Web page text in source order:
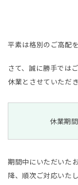
平素は格別のご高配
さて、誠に勝手では
休業とさせていただき
休業期間
期間中にいただいた
降、順次ご対応いたし